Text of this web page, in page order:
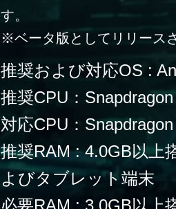
す。
※ベータ版としてリリース
推奨および対応OS :
推奨CPU：
対応CPU：
推奨RAM : 4.0GB以上
よびタブレット端末
必要RAM : 3.0GB以上